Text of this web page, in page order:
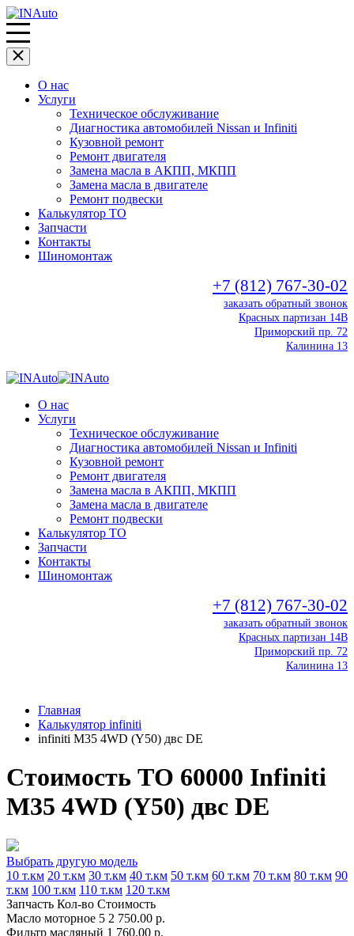
О нас
Услуги
Техническое обслуживание
Диагностика автомобилей Nissan и Infiniti
Кузовной ремонт
Ремонт двигателя
Замена масла в АКПП, МКПП
Замена масла в двигателе
Ремонт подвески
Калькулятор ТО
Запчасти
Контакты
Шиномонтаж
+7 (812) 767-30-02
заказать обратный звонок
Красных партизан 14В
Приморский пр. 72
Калинина 13
О нас
Услуги
Техническое обслуживание
Диагностика автомобилей Nissan и Infiniti
Кузовной ремонт
Ремонт двигателя
Замена масла в АКПП, МКПП
Замена масла в двигателе
Ремонт подвески
Калькулятор ТО
Запчасти
Контакты
Шиномонтаж
+7 (812) 767-30-02
заказать обратный звонок
Красных партизан 14В
Приморский пр. 72
Калинина 13
Главная
Калькулятор infiniti
infiniti M35 4WD (Y50) двс DE
Стоимость ТО 60000 Infiniti
M35 4WD (Y50) двс DE
Выбрать другую модель
10 т.км 20 т.км 30 т.км 40 т.км 50 т.км 60 т.км 70 т.км 80 т.км 90
т.км 100 т.км 110 т.км 120 т.км
Запчасть Кол-во Стоимость
Масло моторное 5 2 750.00 р.
Фильтр масляный 1 760.00 р.